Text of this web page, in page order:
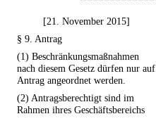
[21. November 2015]
§ 9. Antrag
(1) Beschränkungsmaßnahmen
nach diesem Gesetz dürfen nur auf
Antrag angeordnet werden.
(2) Antragsberechtigt sind im
Rahmen ihres Geschäftsbereichs